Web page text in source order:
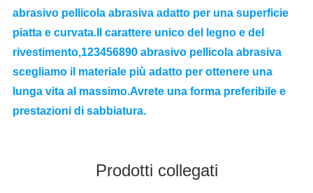
abrasivo pellicola abrasiva adatto per una superficie
piatta e curvata.Il carattere unico del legno e del
rivestimento,123456890 abrasivo pellicola abrasiva
scegliamo il materiale più adatto per ottenere una
lunga vita al massimo.Avrete una forma preferibile e
prestazioni di sabbiatura.
Prodotti collegati